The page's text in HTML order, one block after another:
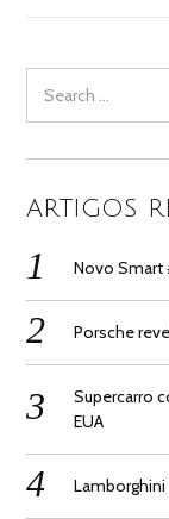
for:
ARTIGOS
Novo Smart
Porsche
Supercarro
EUA